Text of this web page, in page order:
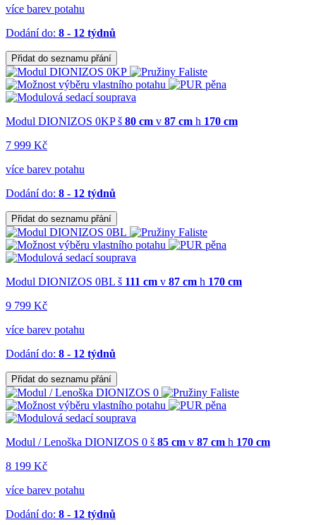
více barev potahu
Dodání do: 8 - 12 týdnů
Přidat do seznamu přání
Modul DIONIZOS 0KP š 80 cm v 87 cm h 170 cm
7 999 Kč
více barev potahu
Dodání do: 8 - 12 týdnů
Přidat do seznamu přání
Modul DIONIZOS 0BL š 111 cm v 87 cm h 170 cm
9 799 Kč
více barev potahu
Dodání do: 8 - 12 týdnů
Přidat do seznamu přání
Modul / Lenoška DIONIZOS 0 š 85 cm v 87 cm h 170 cm
8 199 Kč
více barev potahu
Dodání do: 8 - 12 týdnů